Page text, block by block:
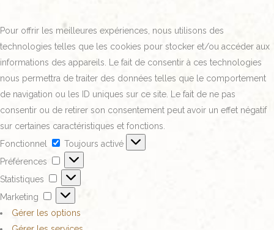
Pour offrir les meilleures expériences, nous utilisons des
technologies telles que les cookies pour stocker et/ou accéder aux
informations des appareils. Le fait de consentir à ces technologies
nous permettra de traiter des données telles que le comportement
de navigation ou les ID uniques sur ce site. Le fait de ne pas
consentir ou de retirer son consentement peut avoir un effet négatif
sur certaines caractéristiques et fonctions.
Fonctionnel
Toujours activé
Préférences
Statistiques
Marketing
Gérer les options